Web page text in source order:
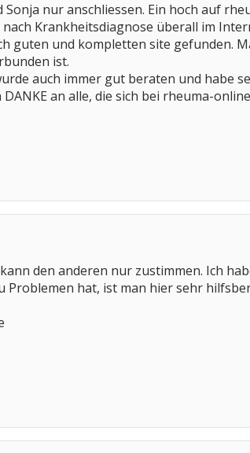
nur anschliessen. Ein hoch auf
Krankheitsdiagnose überall im
guten und kompletten site gefunden.
ist.
auch immer gut beraten und habe
an alle, die sich bei rheuma-
den anderen nur zustimmen. Ich
Problemen hat, ist man hier sehr